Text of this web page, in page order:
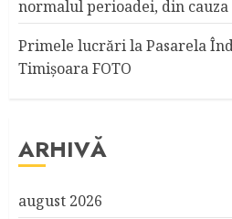
normalul perioadei, din cauza
Primele lucrări la Pasarela
Timişoara FOTO
ARHIVĂ
august 2026